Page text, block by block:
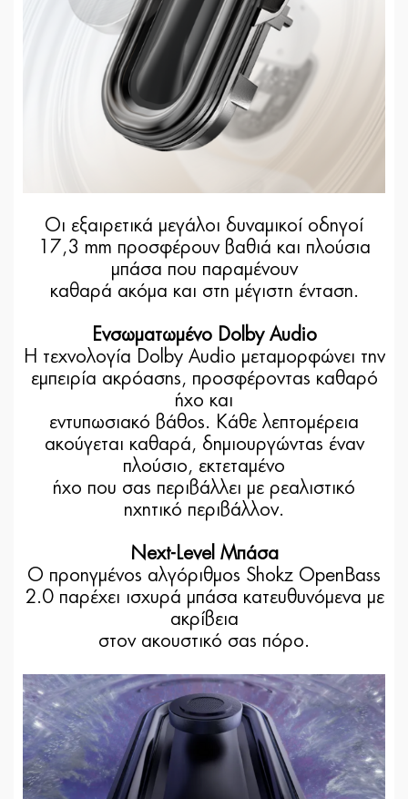
Οι εξαιρετικά μεγάλοι δυναμικοί οδηγοί
17,3 mm προσφέρουν βαθιά και πλούσια
μπάσα που παραμένουν
καθαρά ακόμα και στη μέγιστη ένταση.
Ενσωματωμένο Dolby Audio
Η τεχνολογία Dolby Audio μεταμορφώνει την
εμπειρία ακρόασης, προσφέροντας καθαρό
ήχο και
εντυπωσιακό βάθος. Κάθε λεπτομέρεια
ακούγεται καθαρά, δημιουργώντας έναν
πλούσιο, εκτεταμένο
ήχο που σας περιβάλλει με ρεαλιστικό
ηχητικό περιβάλλον.
Next-Level Μπάσα
Ο προηγμένος αλγόριθμος Shokz OpenBass
2.0 παρέχει ισχυρά μπάσα κατευθυνόμενα με
ακρίβεια
στον ακουστικό σας πόρο.